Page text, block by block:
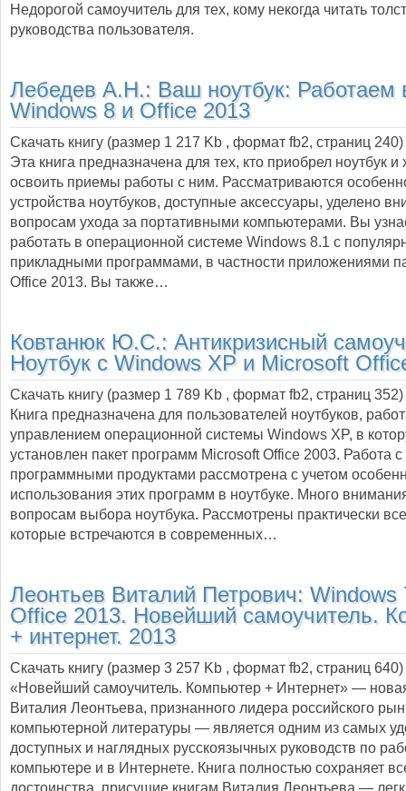
Недорогой самоучитель для тех, кому некогда читать
руководства пользователя.
Лебедев А.Н.: Ваш ноутбук: Работаем
Windows 8 и Office 2013
Скачать книгу (размер 1 217 Kb , формат fb2, страниц 240
Эта книга предназначена для тех, кто приобрел ноутбук и
освоить приемы работы с ним. Рассматриваются
устройства ноутбуков, доступные аксессуары, уделено
вопросам ухода за портативными компьютерами. Вы
работать в операционной системе Windows 8.1 с
прикладными программами, в частности приложениями
Office 2013. Вы также…
Ковтанюк Ю.С.: Антикризисный
Ноутбук с Windows XP и Microsoft
Скачать книгу (размер 1 789 Kb , формат fb2, страниц 352
Книга предназначена для пользователей ноутбуков,
управлением операционной системы Windows XP, в
установлен пакет программ Microsoft Office 2003. Работа с
программными продуктами рассмотрена с учетом
использования этих программ в ноутбуке. Много
вопросам выбора ноутбука. Рассмотрены практически
которые встречаются в современных…
Леонтьев Виталий Петрович: Windows
Office 2013. Новейший самоучитель.
+ интернет. 2013
Скачать книгу (размер 3 257 Kb , формат fb2, страниц 640
«Новейший самоучитель. Компьютер + Интернет» —
Виталия Леонтьева, признанного лидера российского
компьютерной литературы — является одним из самых
доступных и наглядных русскоязычных руководств по
компьютере и в Интернете. Книга полностью сохраняет
достоинства, присущие книгам Виталия Леонтьева —